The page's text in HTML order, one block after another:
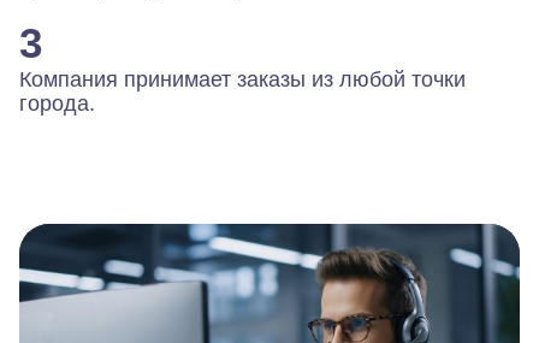
3
Компания принимает заказы из любой точки
города.